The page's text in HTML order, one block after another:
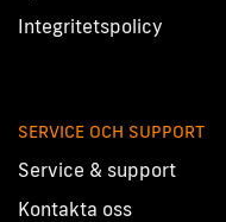
Integritetspolicy
SERVICE OCH SUPPORT
Service & support
Kontakta oss